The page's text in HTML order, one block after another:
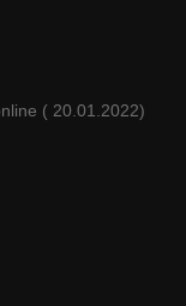
( 20.01.2022)